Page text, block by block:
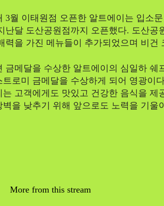
3월 이태원점 오픈한 알트에이는 입소
난달 도산공원점까지 오픈했다. 도산공
력을 가진 메뉴들이 추가되었으며 비건
금메달을 수상한 알트에이의 심일하 쉐
트로미 금메달을 수상하게 되어 영광이
는 고객에게도 맛있고 건강한 음식을 제
벽을 낮추기 위해 앞으로도 노력을 기울
More from this stream